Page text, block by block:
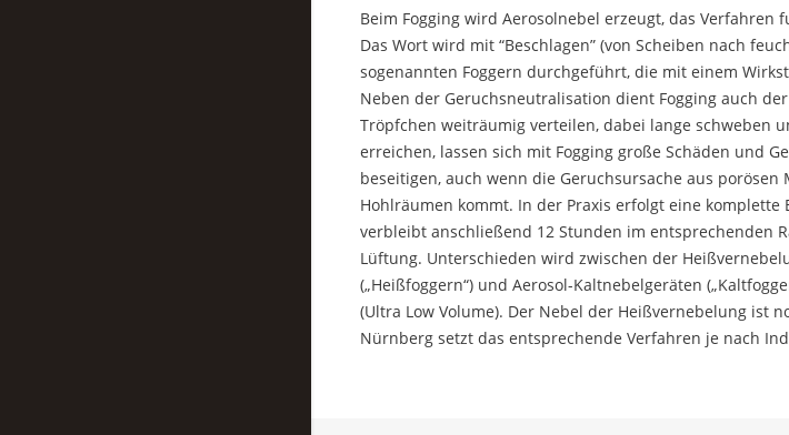
Beim Fogging wird Aerosolnebel erzeugt, das
Das Wort wird mit “Beschlagen” (von Scheiben nach
sogenannten Foggern durchgeführt, die mit einem
Neben der Geruchsneutralisation dient Fogging auch
Tröpfchen weiträumig verteilen, dabei lange schweben
erreichen, lassen sich mit Fogging große Schäden und
beseitigen, auch wenn die Geruchsursache aus
Hohlräumen kommt. In der Praxis erfolgt eine
verbleibt anschließend 12 Stunden im entsprechenden
Lüftung. Unterschieden wird zwischen der
(„Heißfoggern“) und Aerosol-Kaltnebelgeräten
(Ultra Low Volume). Der Nebel der Heißvernebelung ist
Nürnberg setzt das entsprechende Verfahren je nach